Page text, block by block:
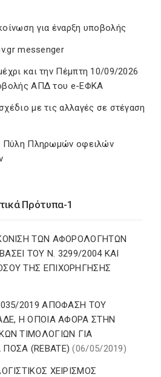
για έναρξη υποβολής
messenger
και την Πέμπτη 10/09/2026
ΑΠΔ του e-ΕΦΚΑ
με τις αλλαγές σε στέγαση
Πύλη Πληρωμών οφειλών
Πρότυπα-1
ΤΩΝ ΑΦΟΡΟΛΟΓΗΤΩΝ
ΤΟΥ N. 3299/2004 ΚΑΙ
ΤΗΣ ΕΠΙΧΟΡΗΓΗΣΗΣ
2019 ΑΠΟΦΑΣΗ ΤΟΥ
Η ΟΠΟΙΑ ΑΦΟΡΑ ΣΤΗΝ
ΤΙΜΟΛΟΓΙΩΝ ΓΙΑ
(REBATE)(06/05/2019)
ΧΕΙΡΙΣΜΟΣ